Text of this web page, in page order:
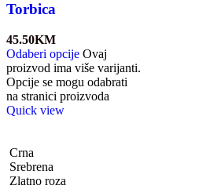
Torbica
45.50KM
Odaberi opcije Ovaj
proizvod ima više varijanti.
Opcije se mogu odabrati
na stranici proizvoda
Quick view
Crna
Srebrena
Zlatno roza